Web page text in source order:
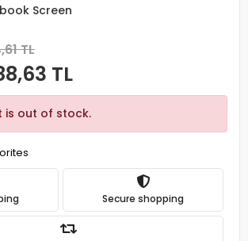
Screen
TL
TL
is out of stock.
Secure shopping